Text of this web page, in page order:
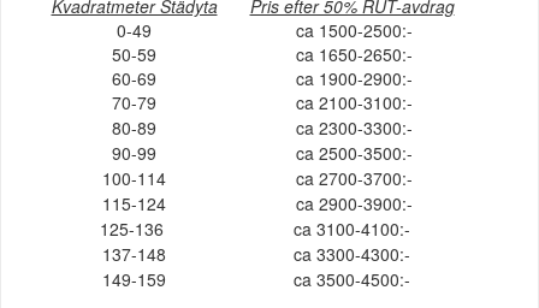
Kvadratmeter Städyta
Pris efter 50% RUT-avdrag
0-49
ca 1500-2500:-
50-59
ca 1650-2650:-
60-69
ca 1900-2900:-
70-79
ca 2100-3100:-
80-89
ca 2300-3300:-
90-99
ca 2500-3500:-
100-114
ca 2700-3700:-
115-124
ca 2900-3900:-
125-136
ca 3100-4100:-
137-148
ca 3300-4300:-
149-159
ca 3500-4500:-